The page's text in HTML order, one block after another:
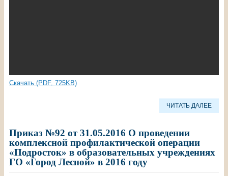
Скачать (PDF, 725KB)
ЧИТАТЬ ДАЛЕЕ
Приказ №92 от 31.05.2016 О проведении
комплексной профилактической операции
«Подросток» в образовательных учреждениях
ГО «Город Лесной» в 2016 году